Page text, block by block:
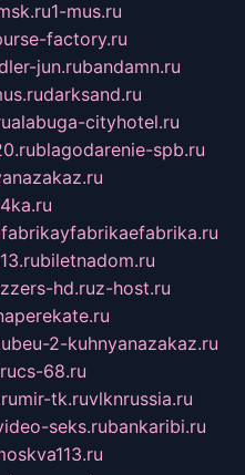
1-mus.ru
factory.ru
jun.rubandamn.ru
darksand.ru
alabuga-cityhotel.ru
blagodarenie-spb.ru
fabrikayfabrikaefabrika.ru
biletnadom.ru
hd.ruz-host.ru
2-kuhnyanazakaz.ru
cs-68.ru
mir-tk.ruvlknrussia.ru
seks.rubankaribi.ru